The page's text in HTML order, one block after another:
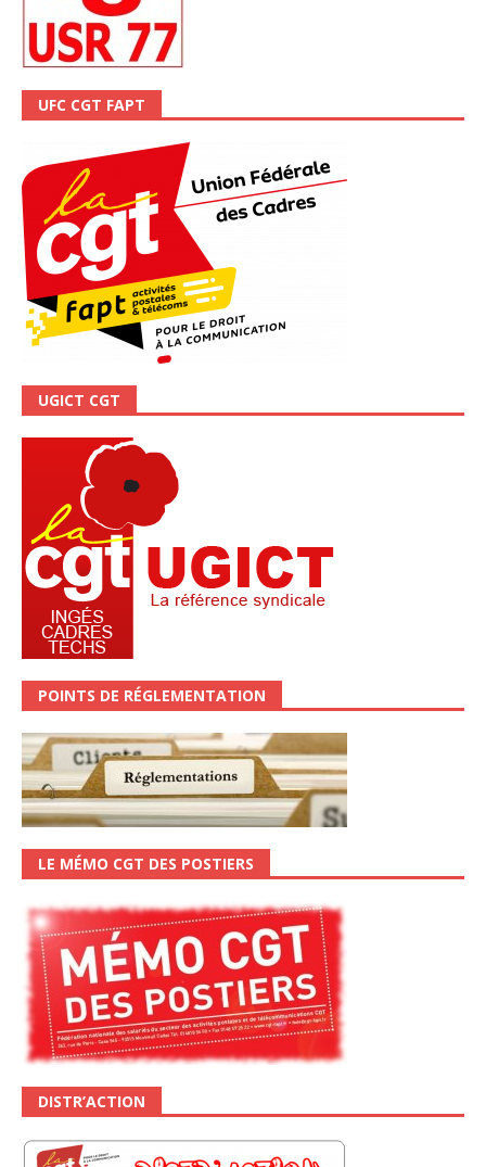
UFC CGT FAPT
UGICT CGT
POINTS DE RÉGLEMENTATION
LE MÉMO CGT DES POSTIERS
DISTR’ACTION